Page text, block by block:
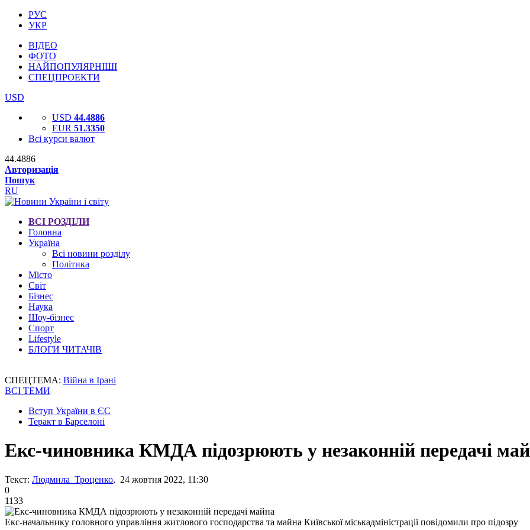
РУС
УКР
ВІДЕО
ФОТО
НАЙПОПУЛЯРНІШІ
СПЕЦПРОЕКТИ
USD
USD 44.4886
EUR 51.3350
Всі курси валют
44.4886
Авторизація
Пошук
RU
ВСІ РОЗДІЛИ
Головна
Україна
Всі новини розділу
Політика
Місто
Світ
Бізнес
Наука
Шоу-бізнес
Спорт
Lifestyle
БЛОГИ ЧИТАЧІВ
СПЕЦТЕМА: Війна в Ірані
ВСІ ТЕМИ
Вступ України в ЄС
Теракт в Барселоні
Екс-чиновника КМДА підозрюють у незаконній передачі
Текст: Людмила Троценко, 24 жовтня 2022, 11:30
0
1133
Екс-начальнику головного управління житлового господарства та майна Київської міськадміністрації повідомили про підозру